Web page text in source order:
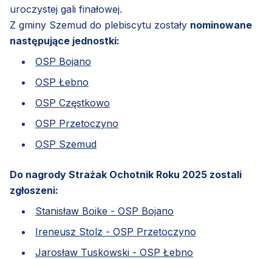
uroczystej gali finałowej.
Z gminy Szemud do plebiscytu zostały nominowane
następujące jednostki:
OSP Bojano
OSP Łebno
OSP Częstkowo
OSP Przetoczyno
OSP Szemud
Do nagrody Strażak Ochotnik Roku 2025 zostali
zgłoszeni:
Stanisław Boike - OSP Bojano
Ireneusz Stolz - OSP Przetoczyno
Jarosław Tuskowski - OSP Łebno